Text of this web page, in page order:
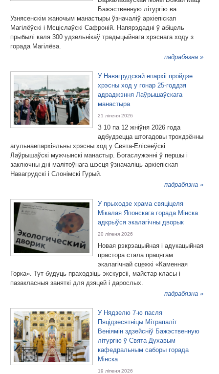
Бажэственную літургію ва
Узнясенскім жаночым манастыры ўзначаліў архіепіскап
Магілёўскі і Мсціслаўскі Сафроній. Напярэдадні ў абіцель
прыбылі каля 300 удзельнікаў традыцыйнага хрэснага ходу з
горада Магілёва.
падрабязна »
У Навагрудскай епархіі пройдзе
хрэсны ход у гонар 25-годдзя
адраджэння Лаўрышаўскага
манастыра
21 ліпеня 2026
З 10 па 12 жніўня 2026 года
адбудзецца штогадовы трохдзённы
агульнаепархіяльны хрэсны ход у Свята-Елісееўскі
Лаўрышаўскі мужчынскі манастыр. Богаслужэнні ў першы і
заключны дні малітоўнага шэсця ўзначаліць архіепіскап
Навагрудскі і Слонімскі Гурый.
падрабязна »
У прыходзе храма свяціцеля
Мікалая Японскага горада Мінска
адкрыўся экалагічны дворык
20 ліпеня 2026
Новая рэкрэацыйная і адукацыйная
прастора стала працягам
экалагічнай сцежкі «Каменная
Горка». Тут будуць праходзіць экскурсіі, майстар-класы і
пазакласныя заняткі для дзяцей і дарослых.
падрабязна »
У Нядзелю 7-ю пасля
Пяцідзесятніцы Мітрапаліт
Веніямін здзейсніў Бажэственную
літургію ў Свята-Духавым
кафедральным саборы горада
Мінска
19 ліпеня 2026